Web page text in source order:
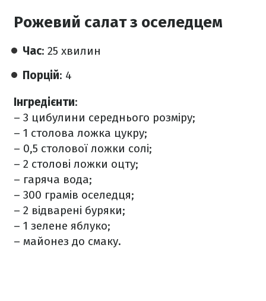
Рожевий салат з оселедцем
Час: 25 хвилин
Порцій: 4
Інгредієнти:
– 3 цибулини середнього розміру;
– 1 столова ложка цукру;
– 0,5 столової ложки солі;
– 2 столові ложки оцту;
– гаряча вода;
– 300 грамів оселедця;
– 2 відварені буряки;
– 1 зелене яблуко;
– майонез до смаку.